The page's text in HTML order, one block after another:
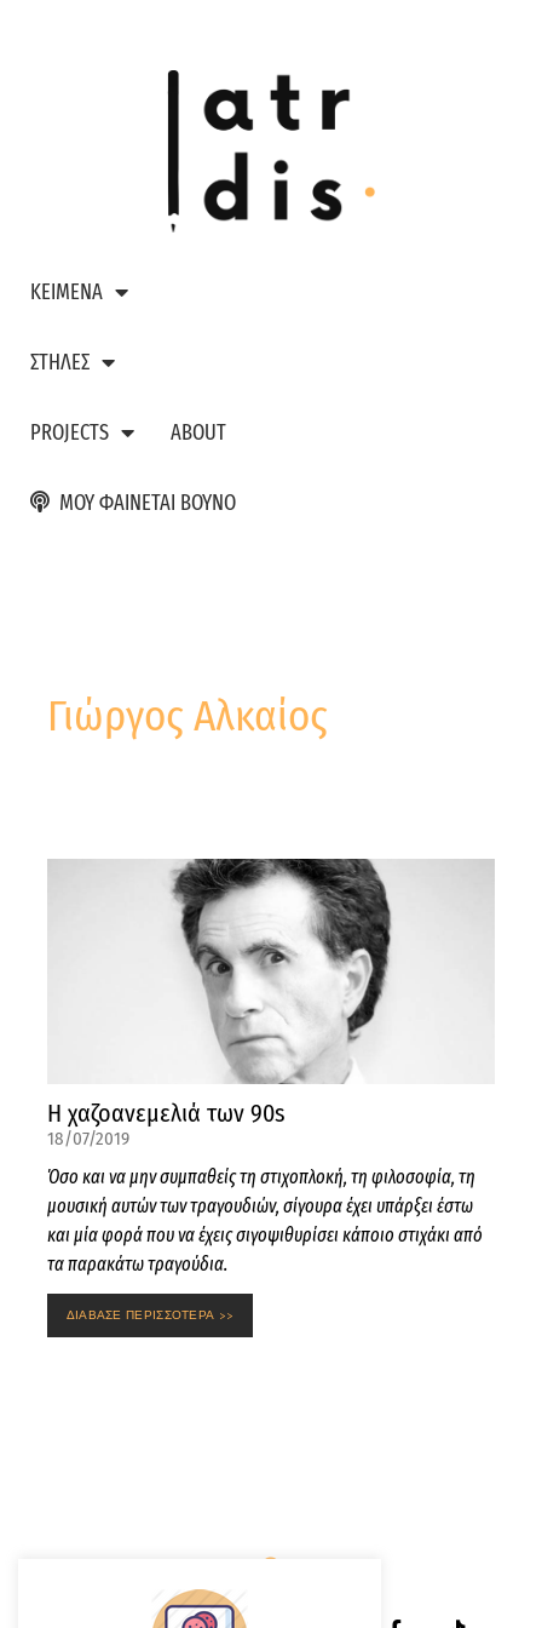
ΚΕΙΜΕΝΑ
ΣΤΗΛΕΣ
PROJECTS ABOUT
ΜΟΥ ΦΑΙΝΕΤΑΙ ΒΟΥΝΟ
Γιώργος Αλκαίος
Η χαζοανεμελιά των 90s
18/07/2019
Όσο και να μην συμπαθείς τη στιχοπλοκή, τη φιλοσοφία, τη
μουσική αυτών των τραγουδιών, σίγουρα έχει υπάρξει έστω
και μία φορά που να έχεις σιγοψιθυρίσει κάποιο στιχάκι από
τα παρακάτω τραγούδια.
ΔΙΑΒΑΣΕ ΠΕΡΙΣΣΟΤΕΡΑ >>